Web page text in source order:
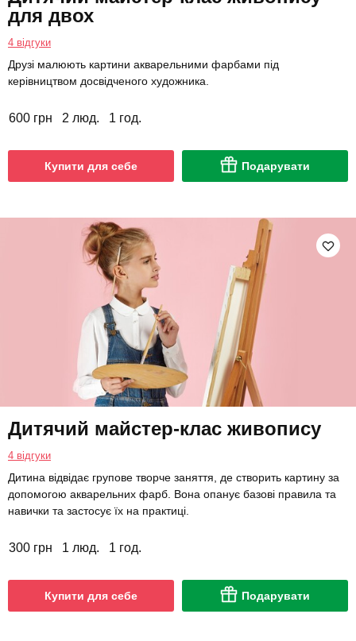
для двох
4 відгуки
Друзі малюють картини акварельними фарбами під
керівництвом досвідченого художника.
600 грн 2 люд. 1 год.
Купити для себе Подарувати
Дитячий майстер-клас живопису
4 відгуки
Дитина відвідає групове творче заняття, де створить картину за
допомогою акварельних фарб. Вона опанує базові правила та
навички та застосує їх на практиці.
300 грн 1 люд. 1 год.
Купити для себе Подарувати